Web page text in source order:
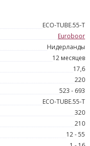
ECO-TUBE.55-T
Euroboor
Нидерланды
12 месяцев
17,6
220
523 - 693
ECO-TUBE.55-T
320
210
12 - 55